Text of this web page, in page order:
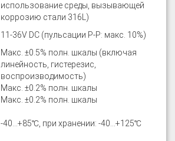
использование среды, вызывающей
коррозию стали 316L)
11-36V DC (пульсации P-P: макс. 10%)
Макс. ±0.5% полн. шкалы (включая
линейность, гистерезис,
воспроизводимость)
Макс. ±0.2% полн. шкалы
Макс. ±0.2% полн. шкалы
-40…+85℃, при хранении: -40…+125℃